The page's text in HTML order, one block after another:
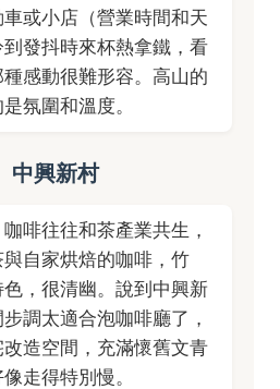
或小店（營業時間和天
發抖時來杯熱拿鐵，看
感動很難形容。高山的
是氛圍和溫度。
中興新村
啡往往和茶產業共生，
自家烘焙的咖啡，竹
，很清幽。說到中興新
調太適合泡咖啡廳了，
造空間，充滿懷舊文青
走得特別慢。